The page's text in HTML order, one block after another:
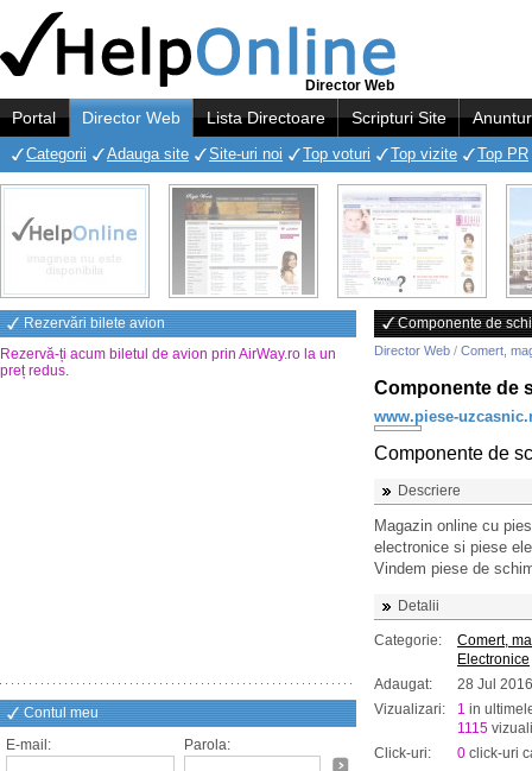
Director Web
Portal Director Web Lista Directoare Scripturi Site
Categorii Adauga site Site-uri noi Top voturi Top vizite Top PR
Rezervări bilete avion
Rezervă-ți acum biletul de avion prin AirWay.ro la un
preț redus.
Contul meu
E-mail:
Parola:
Componente de
Director Web / Comert,
Componente de
www.piese-
Componente de
Descriere
Magazin online cu
electronice si piese
Vindem piese de
Detalii
Categorie:
Comert,
Electronice
Adaugat:
28 Jul 2016
Vizualizari:
1 in
1115
Click-uri:
0 click-uri